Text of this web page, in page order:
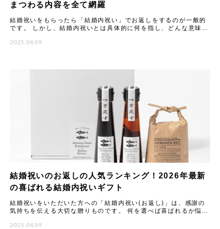
まつわる内容を全て網羅
結婚祝いをもらったら「結婚内祝い」でお返しをするのが一般的
です。 しかし、結婚内祝いとは具体的に何を指し、どんな意味や
由
2025.04.09
結婚祝いのお返しの人気ランキング！2026年最新
の喜ばれる結婚内祝いギフト
結婚祝いをいただいた方への「結婚内祝い(お返し)」は、感謝の
気持ちを伝える大切な贈りものです。 何を選べば喜ばれるか悩む
2025.04.09